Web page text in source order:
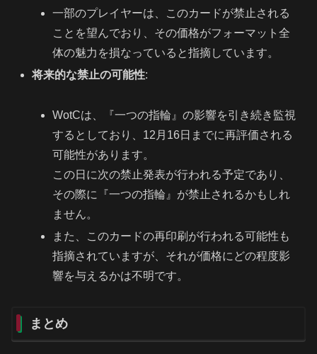
一部のプレイヤーは、このカードが禁止される
ことを望んでおり、その価格がフォーマット全
体の魅力を損なっていると指摘しています。
将来的な禁止の可能性:
WotCは、『一つの指輪』の影響を引き続き監視
するとしており、12月16日までに再評価される
可能性があります。
この日に次の禁止発表が行われる予定であり、
その際に『一つの指輪』が禁止されるかもしれ
ません。
また、このカードの再印刷が行われる可能性も
指摘されていますが、それが価格にどの程度影
響を与えるかは不明です。
まとめ